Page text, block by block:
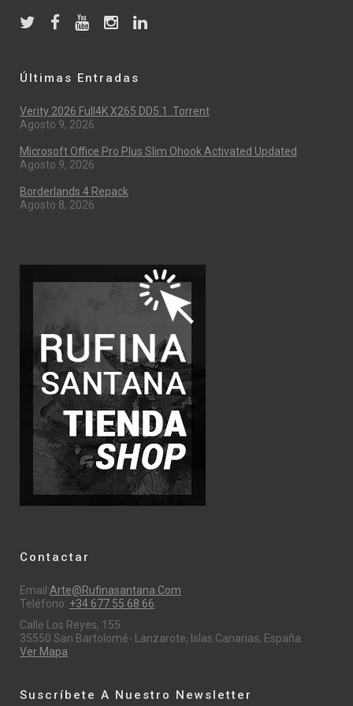
Últimas Entradas
Verity 2026 Full4K X265 DD5.1 .torrent
Agosto 9, 2026
Microsoft Office Pro Plus Slim Ohook Activated Updated
Agosto 9, 2026
Borderlands 4 Repack
Agosto 8, 2026
Contactar
Email:Arte@rufinasantana.com
Teléfono: +34 677 55 68 66
Calle Los Reyes, 155
35550 San Bartolomé- Lanzarote, Islas Canarias, España.
Ver Mapa
Suscríbete A Nuestro Newsletter